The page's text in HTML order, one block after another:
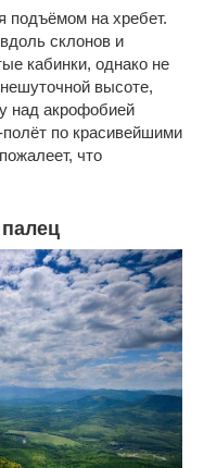
подъёмом на хребет.
склонов и
кабинки, однако не
высоте,
над акрофобией
по красивейшими
что